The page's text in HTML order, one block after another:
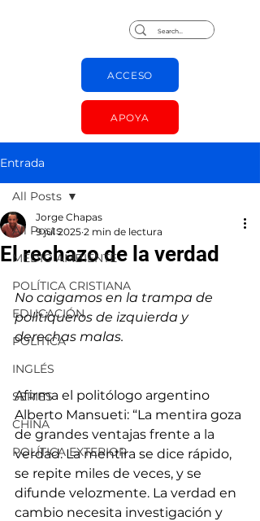
ACCESO
APOYA
Entrada
All Posts
MEDIO AMBIENTE
POLÍTICA CRISTIANA
EDUCACIÓN
POLÍTICA
INGLÉS
SERIES
CHINA
POLÍTICA EXTERIOR
All Posts
El rechazo de la verdad
Jorge Chapas
9 jul 2025 2 min de lectura
No caigamos en la trampa de
politiqueros de izquierda y
derechas malas.
Afirma el politólogo argentino
Alberto Mansueti: “La mentira goza
de grandes ventajas frente a la
verdad. La mentira se dice rápido,
se repite miles de veces, y se
difunde velozmente. La verdad en
cambio necesita investigación y